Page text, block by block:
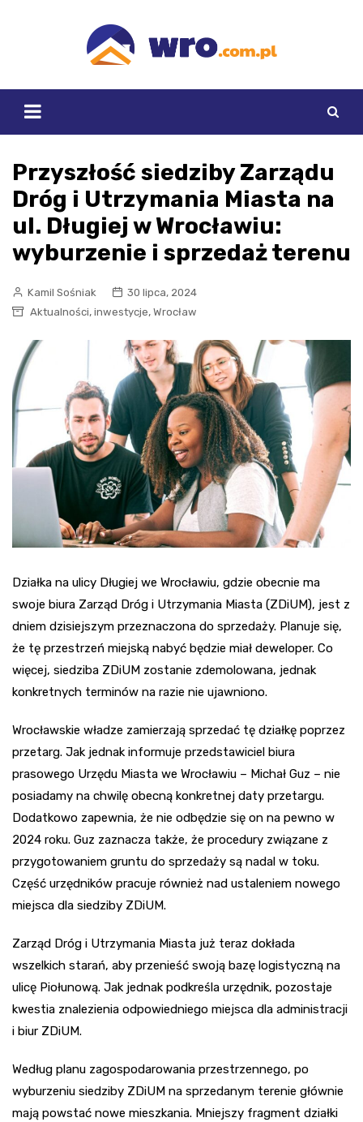
Przyszłość siedziby Zarządu
Dróg i Utrzymania Miasta na
ul. Długiej w Wrocławiu:
wyburzenie i sprzedaż terenu
Kamil Sośniak
30 lipca, 2024
Aktualności, inwestycje, Wrocław
Działka na ulicy Długiej we Wrocławiu, gdzie obecnie ma
swoje biura Zarząd Dróg i Utrzymania Miasta (ZDiUM), jest z
dniem dzisiejszym przeznaczona do sprzedaży. Planuje się,
że tę przestrzeń miejską nabyć będzie miał deweloper. Co
więcej, siedziba ZDiUM zostanie zdemolowana, jednak
konkretnych terminów na razie nie ujawniono.
Wrocławskie władze zamierzają sprzedać tę działkę poprzez
przetarg. Jak jednak informuje przedstawiciel biura
prasowego Urzędu Miasta we Wrocławiu – Michał Guz – nie
posiadamy na chwilę obecną konkretnej daty przetargu.
Dodatkowo zapewnia, że nie odbędzie się on na pewno w
2024 roku. Guz zaznacza także, że procedury związane z
przygotowaniem gruntu do sprzedaży są nadal w toku.
Część urzędników pracuje również nad ustaleniem nowego
miejsca dla siedziby ZDiUM.
Zarząd Dróg i Utrzymania Miasta już teraz dokłada
wszelkich starań, aby przenieść swoją bazę logistyczną na
ulicę Piołunową. Jak jednak podkreśla urzędnik, pozostaje
kwestia znalezienia odpowiedniego miejsca dla administracji
i biur ZDiUM.
Według planu zagospodarowania przestrzennego, po
wyburzeniu siedziby ZDiUM na sprzedanym terenie głównie
mają powstać nowe mieszkania. Mniejszy fragment działki